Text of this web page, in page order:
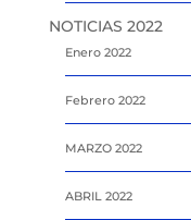
NOTICIAS 2022
Enero 2022
Febrero 2022
MARZO 2022
ABRIL 2022